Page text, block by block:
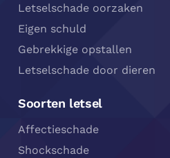
Letselschade oorzaken
Eigen schuld
Gebrekkige opstallen
Letselschade door dieren
Soorten letsel
Affectieschade
Shockschade